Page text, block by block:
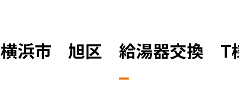
横浜市 旭区 給湯器交換 T